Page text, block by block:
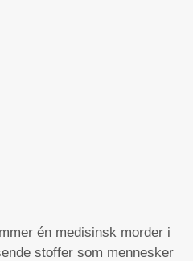
én medisinsk morder i
stoffer som mennesker